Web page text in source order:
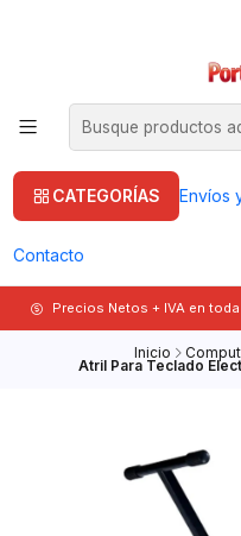
CATEGORÍAS Envíos
Contacto
Precios Netos + IVA en
Inicio
Atril Para Teclado